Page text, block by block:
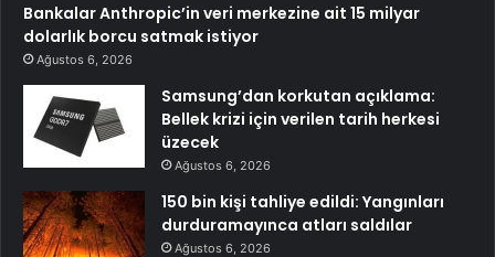
Bankalar Anthropic’in veri merkezine ait 15 milyar
dolarlık borcu satmak istiyor
Ağustos 6, 2026
Samsung’dan korkutan açıklama:
Bellek krizi için verilen tarih herkesi
üzecek
Ağustos 6, 2026
150 bin kişi tahliye edildi: Yangınları
durduramayınca atları saldılar
Ağustos 6, 2026